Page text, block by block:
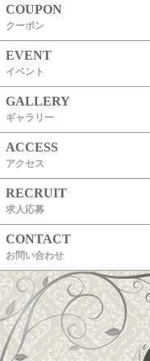
COUPON
クーポン
EVENT
イベント
GALLERY
ギャラリー
ACCESS
アクセス
RECRUIT
求人応募
CONTACT
お問い合わせ